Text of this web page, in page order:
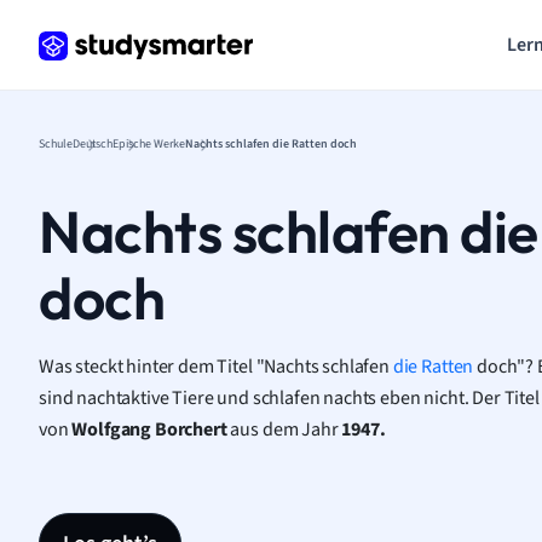
SchuleDeutschEpische WerkeNachts schlafen die Ratten doch
Nachts schlafen
doch
Was steckt hinter dem Titel "Nachts schlafendie Rattendoch"?
sind nachtaktive Tiere und schlafen nachts eben nicht. Der
vonWolfgang Borchertaus dem Jahr1947.